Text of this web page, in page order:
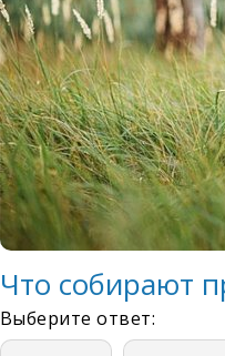
Что собирают
Выберите ответ: